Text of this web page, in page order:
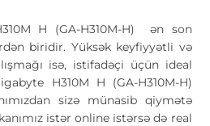
H (GA-H310M-H) ən son
biridir. Yüksək keyfiyyətli və
isə, istifadəçi üçün ideal
H310M H (GA-H310M-H)
sizə münasib qiymətə
istər online istərsə də real